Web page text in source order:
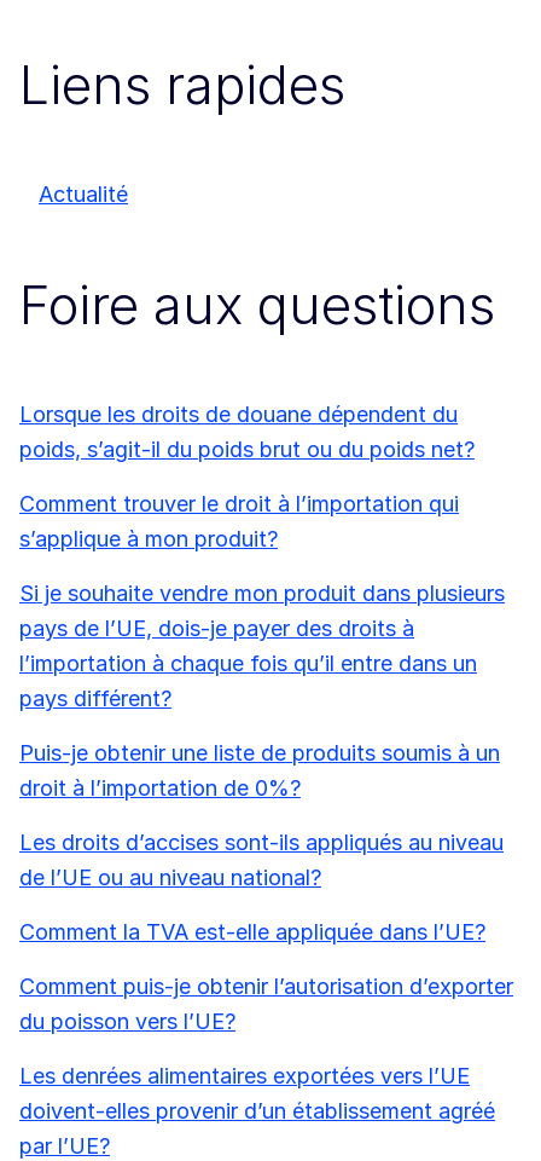
Liens rapides
Actualité
Foire aux questions
Lorsque les droits de douane dépendent du
poids, s’agit-il du poids brut ou du poids net?
Comment trouver le droit à l’importation qui
s’applique à mon produit?
Si je souhaite vendre mon produit dans plusieurs
pays de l’UE, dois-je payer des droits à
l’importation à chaque fois qu’il entre dans un
pays différent?
Puis-je obtenir une liste de produits soumis à un
droit à l’importation de 0%?
Les droits d’accises sont-ils appliqués au niveau
de l’UE ou au niveau national?
Comment la TVA est-elle appliquée dans l’UE?
Comment puis-je obtenir l’autorisation d’exporter
du poisson vers l’UE?
Les denrées alimentaires exportées vers l’UE
doivent-elles provenir d’un établissement agréé
par l’UE?